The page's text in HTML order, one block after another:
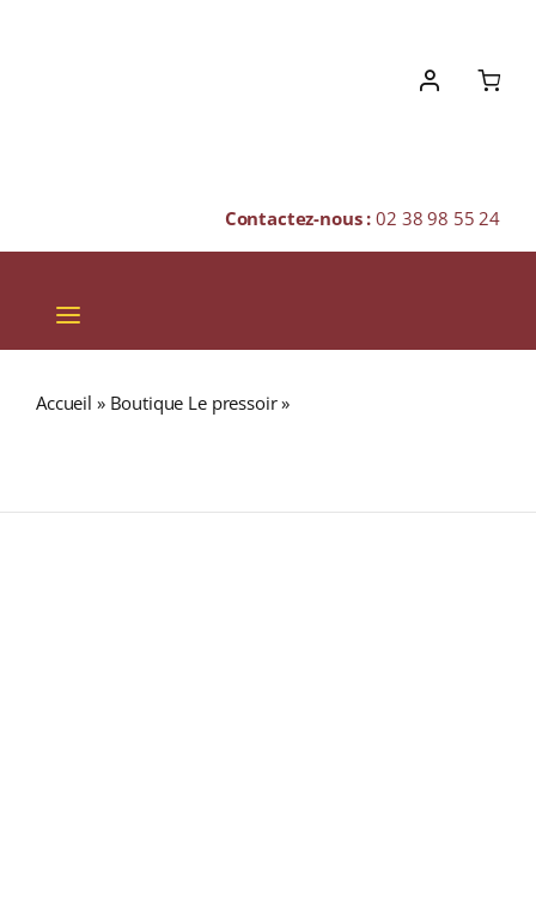
Contactez-nous :02 38 98 55 24
Toggle
Navigation
Accueil » Boutique Le pressoir»